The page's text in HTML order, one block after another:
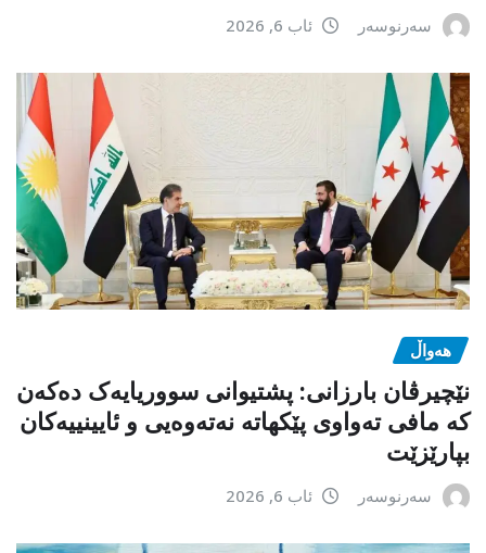
سەرنوسەر ئاب 6, 2026
هەواڵ
نێچیرڤان بارزانی: پشتیوانی سووریایەک دەکەن
کە مافی تەواوی پێکهاتە نەتەوەیی و ئایینییەکان
بپارێزێت
سەرنوسەر ئاب 6, 2026